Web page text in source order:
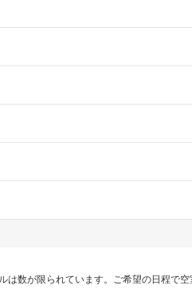
は数が限られています。ご希望の日程で